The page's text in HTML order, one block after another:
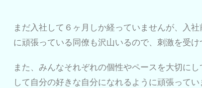
まだ入社して６ヶ月しか経っていませんが、入
に頑張っている同僚も沢山いるので、刺激を受け
また、みんなそれぞれの個性やペースを大切に
して自分の好きな自分になれるように頑張ってい